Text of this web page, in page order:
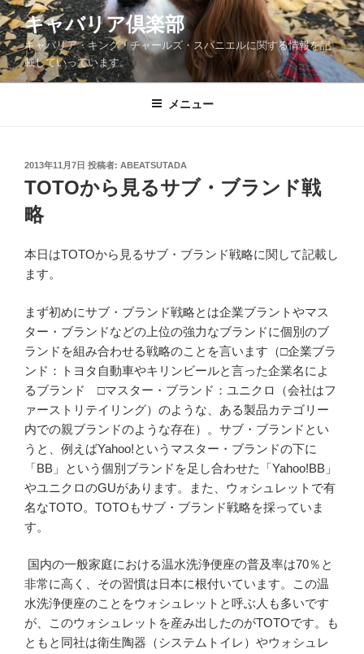
コ
ン
テ
ン
ツ
キャバリア倶楽部
キャバリア・キング・チャールズ・スパニエルに関する情報を記
載していっています。
メニュー
投
稿
日:
2013年11月7日 投稿者: ABEATSUTADA
TOTOから見るサブ・ブランド戦
略
本日はTOTOから見るサブ・ブランド戦略に関して記載し
ます。
まず初めにサブ・ブランド戦略とは企業ブラントやマス
ター・ブランドなどの上位の強力なブランドに個別のブ
ランドを組み合わせる戦略のことを言います（□企業ブラ
ンド：トヨタ自動車やキリンビールと言った企業名によ
るブランド □マスター・ブランド：ユニクロ（会社はフ
ァーストリテイリング）のような、ある製品カテゴリー
内での親ブランドのような存在）。サブ・ブランドとい
うと、例えばYahoo!というマスター・ブランドの下に
「BB」という個別ブランドを足し合わせた「Yahoo!BB」
やユニクロのGUがあります。また、ウォシュレットで有
名なTOTO。TOTOもサブ・ブランド戦略を採っていま
す。
国内の一般家庭における温水洗浄便座の普及率は70％と
非常に高く、その習慣は日本に根付いています。この温
水洗浄便座のことをウォシュレットと呼ぶ人も多いです
が、このウォシュレットを産み出したのがTOTOです。も
ともと同社は衛生陶器（システムトイレ）やウォシュレ